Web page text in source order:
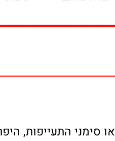
סימני התעייפות,